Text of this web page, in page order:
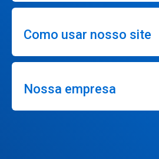
Como usar nosso site
Nossa empresa